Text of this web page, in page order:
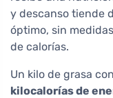
y descanso tiende
óptimo, sin
de calorías.
Un kilo de grasa
kilocalorías de